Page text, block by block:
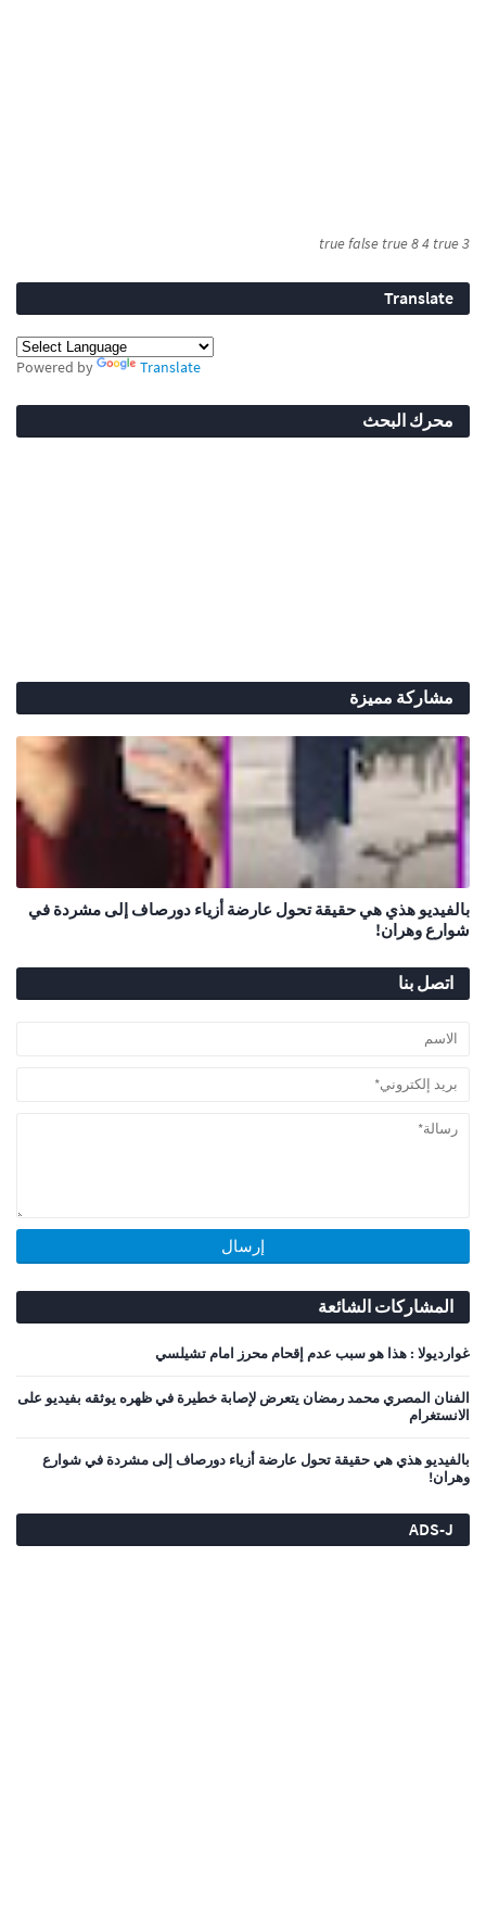
truefalse true84 true3
Translate
Powered by Translate
محرك البحث
مشاركة مميزة
بالفيديو هذي هي حقيقة تحول عارضة أزياء دورصاف إلى مشردة في
شوارع وهران!
اتصل بنا
المشاركات الشائعة
غوارديولا : هذا هو سبب عدم إقحام محرز امام تشيلسي
الفنان المصري محمد رمضان يتعرض لإصابة خطيرة في ظهره يوثقه بفيديو على
الانستغرام
بالفيديو هذي هي حقيقة تحول عارضة أزياء دورصاف إلى مشردة في شوارع
وهران!
ADS-J